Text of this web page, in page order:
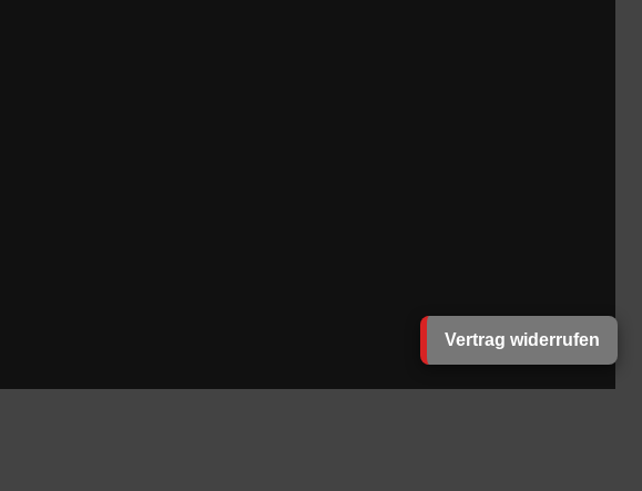
Vertrag widerrufen